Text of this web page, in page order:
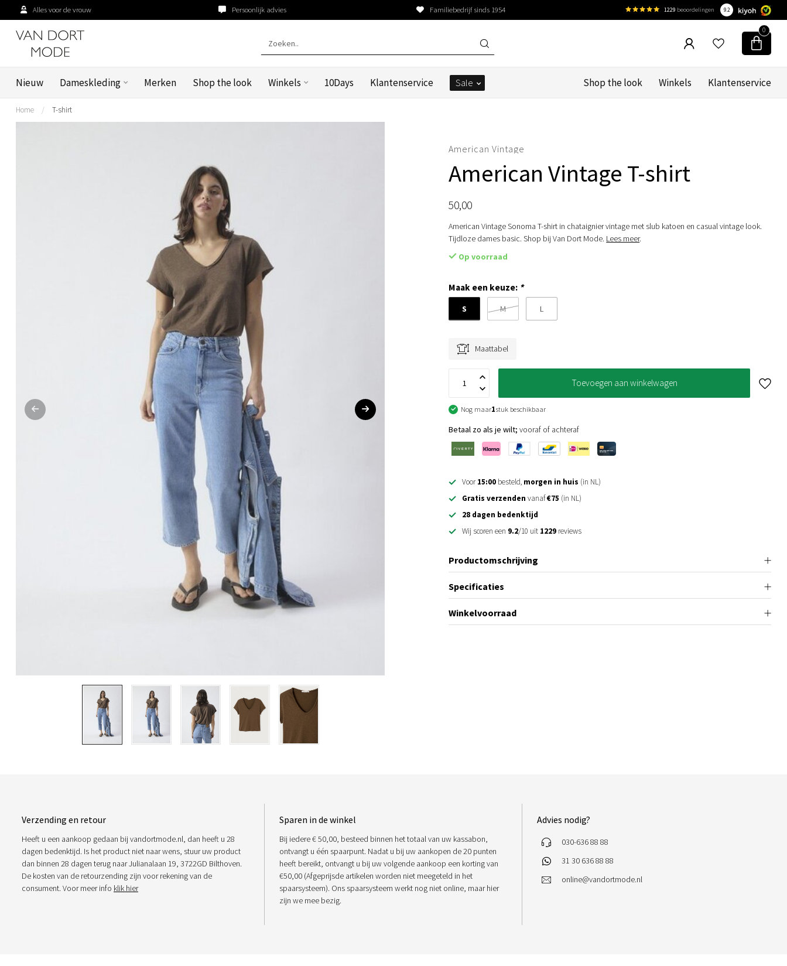
Alles voor de vrouw Persoonlijk advies Familiebedrijf sinds 1954 1229 beoordelingen 9.2
0
Nieuw Dameskleding Merken Shop the look Winkels 10Days Klantenservice Sale Shop the look Winkels Klantenservice
Home / T-shirt
American Vintage
American Vintage T-shirt
50,00
American Vintage Sonoma T-shirt in chataignier vintage met slub katoen en casual vintage look.
Tijdloze dames basic. Shop bij Van Dort Mode. Lees meer.
Op voorraad
Maak een keuze: *
S M L
Maattabel
Toevoegen aan winkelwagen
Nog maar1stuk beschikbaar
Betaal zo als je wilt; vooraf of achteraf
Voor15:00 besteld, morgen in huis (in NL)
Gratis verzenden vanaf€75 (in NL)
28 dagen bedenktijd
Wij scoren een 9.2/10 uit 1229 reviews
Productomschrijving
Specificaties
Winkelvoorraad
Verzending en retour
Heeft u een aankoop gedaan bij vandortmode.nl, dan heeft u 28
dagen bedenktijd. Is het product niet naar wens, stuur uw product
dan binnen 28 dagen terug naar Julianalaan 19, 3722GD Bilthoven.
De kosten van de retourzending zijn voor rekening van de
consument. Voor meer info klik hier
Sparen in de winkel
Bij iedere € 50,00, besteed binnen het totaal van uw kassabon,
ontvangt u één spaarpunt. Nadat u bij uw aankopen de 20 punten
heeft bereikt, ontvangt u bij uw volgende aankoop een korting van
€50,00 (Afgeprijsde artikelen worden niet meegeteld in het
spaarsysteem). Ons spaarsysteem werkt nog niet online, maar hier
zijn we mee bezig.
Advies nodig?
030-636 88 88
31 30 636 88 88
online@vandortmode.nl